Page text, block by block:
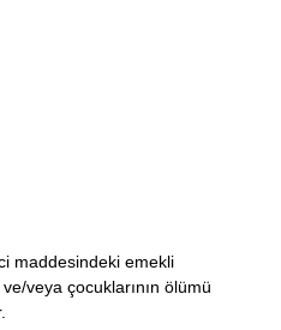
maddesindeki emekli
veya çocuklarının ölümü